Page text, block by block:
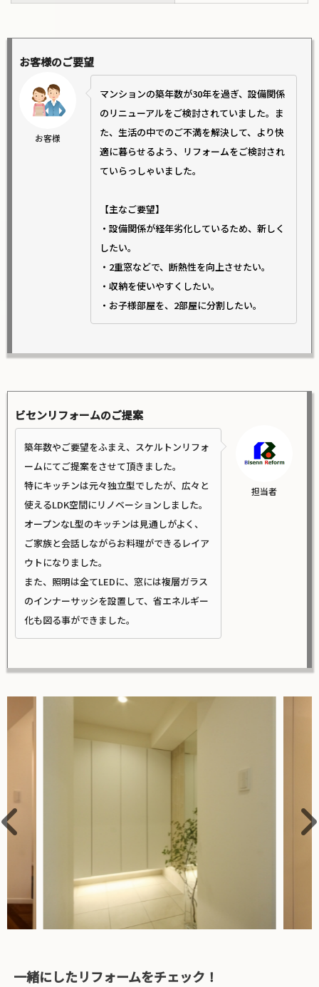
お客様のご要望
お客様
マンションの築年数が30年を過ぎ、設備関係
のリニューアルをご検討されていました。ま
た、生活の中でのご不満を解決して、より快
適に暮らせるよう、リフォームをご検討され
ていらっしゃいました。
【主なご要望】
・設備関係が経年劣化しているため、新しく
したい。
・2重窓などで、断熱性を向上させたい。
・収納を使いやすくしたい。
・お子様部屋を、2部屋に分割したい。
ビセンリフォームのご提案
担当者
築年数やご要望をふまえ、スケルトンリフォ
ームにてご提案をさせて頂きました。
特にキッチンは元々独立型でしたが、広々と
使えるLDK空間にリノベーションしました。
オープンなL型のキッチンは見通しがよく、
ご家族と会話しながらお料理ができるレイア
ウトになりました。
また、照明は全てLEDに、窓には複層ガラス
のインナーサッシを設置して、省エネルギー
化も図る事ができました。
一緒にしたリフォームをチェック！